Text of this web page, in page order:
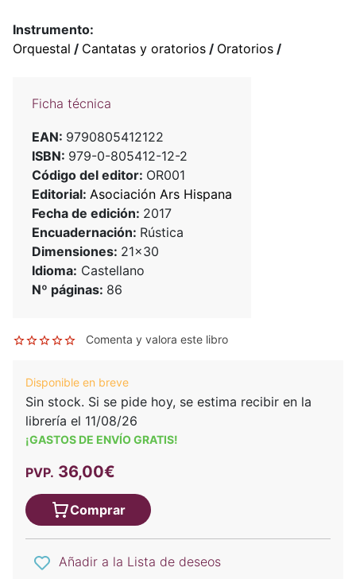
Instrumento:
Orquestal / Cantatas y oratorios / Oratorios /
Ficha técnica
EAN: 9790805412122
ISBN: 979-0-805412-12-2
Código del editor: OR001
Editorial: Asociación Ars Hispana
Fecha de edición: 2017
Encuadernación: Rústica
Dimensiones: 21x30
Idioma: Castellano
Nº páginas: 86
Comenta y valora este libro
Disponible en breve
Sin stock. Si se pide hoy, se estima recibir en la
librería el 11/08/26
¡GASTOS DE ENVÍO GRATIS!
PVP. 36,00€
Comprar
Añadir a la Lista de deseos